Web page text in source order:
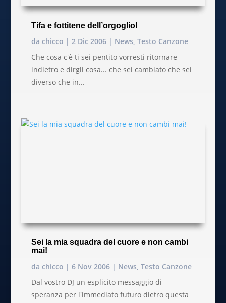
Tifa e fottitene dell’orgoglio!
da chicco | 2 Dic 2006| News Testo Canzone
Che cosa c'è ti sei pentito vorresti ritornare
indietro e dirgli cosa... che sei cambiato che sei
diverso che in...
Sei la mia squadra del cuore e non cambi
mai!
da chicco | 6 Nov 2006| News Testo Canzone
Dal vostro DJ un esplicito messaggio di
speranza per l'immediato futuro dietro questa